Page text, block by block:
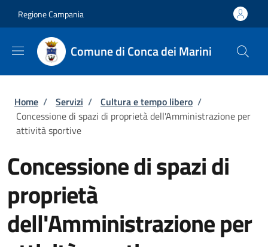
Regione Campania
Comune di Conca dei Marini
Briciole di pane
Home / Servizi / Cultura e tempo libero /
Concessione di spazi di proprietà dell'Amministrazione per
attività sportive
Concessione di spazi di
proprietà
dell'Amministrazione per